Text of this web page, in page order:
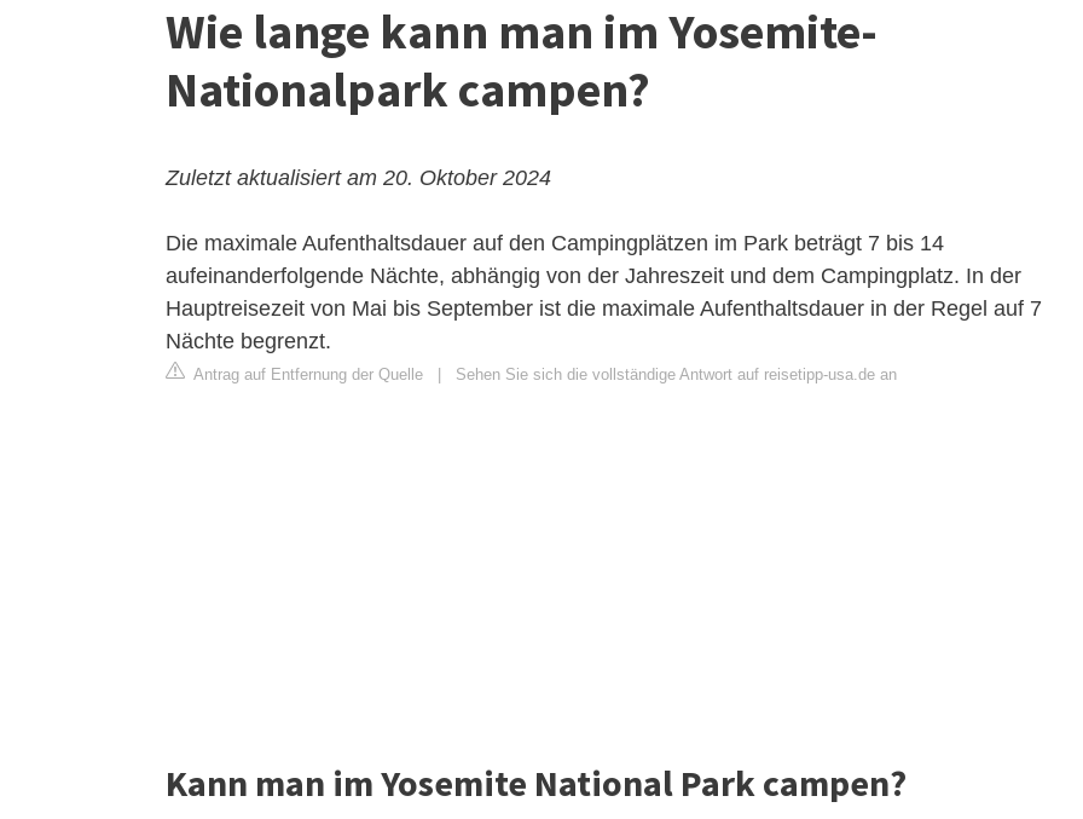
Wie lange kann man im Yosemite-
Nationalpark campen?
Zuletzt aktualisiert am 20. Oktober 2024
Die maximale Aufenthaltsdauer auf den Campingplätzen im Park beträgt 7 bis 14
aufeinanderfolgende Nächte, abhängig von der Jahreszeit und dem Campingplatz. In der
Hauptreisezeit von Mai bis September ist die maximale Aufenthaltsdauer in der Regel auf 7
Nächte begrenzt.
Antrag auf Entfernung der Quelle Sehen Sie sich die vollständige Antwort auf reisetipp-usa.de an
Kann man im Yosemite National Park campen?